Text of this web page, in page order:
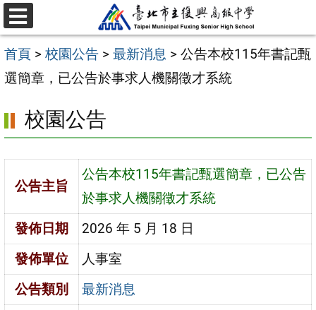
跳
至
主
要
容
區
選
單
首頁 > 校園公告 > 最新消息 > 公告本校115年書記甄
選簡章，已公告於事求人機關徵才系統
校園公告
公告主旨
公告本校115年書記甄選簡章，已公告
於事求人機關徵才系統
發佈日期
2026 年 5 月 18 日
發佈單位
人事室
公告類別
最新消息